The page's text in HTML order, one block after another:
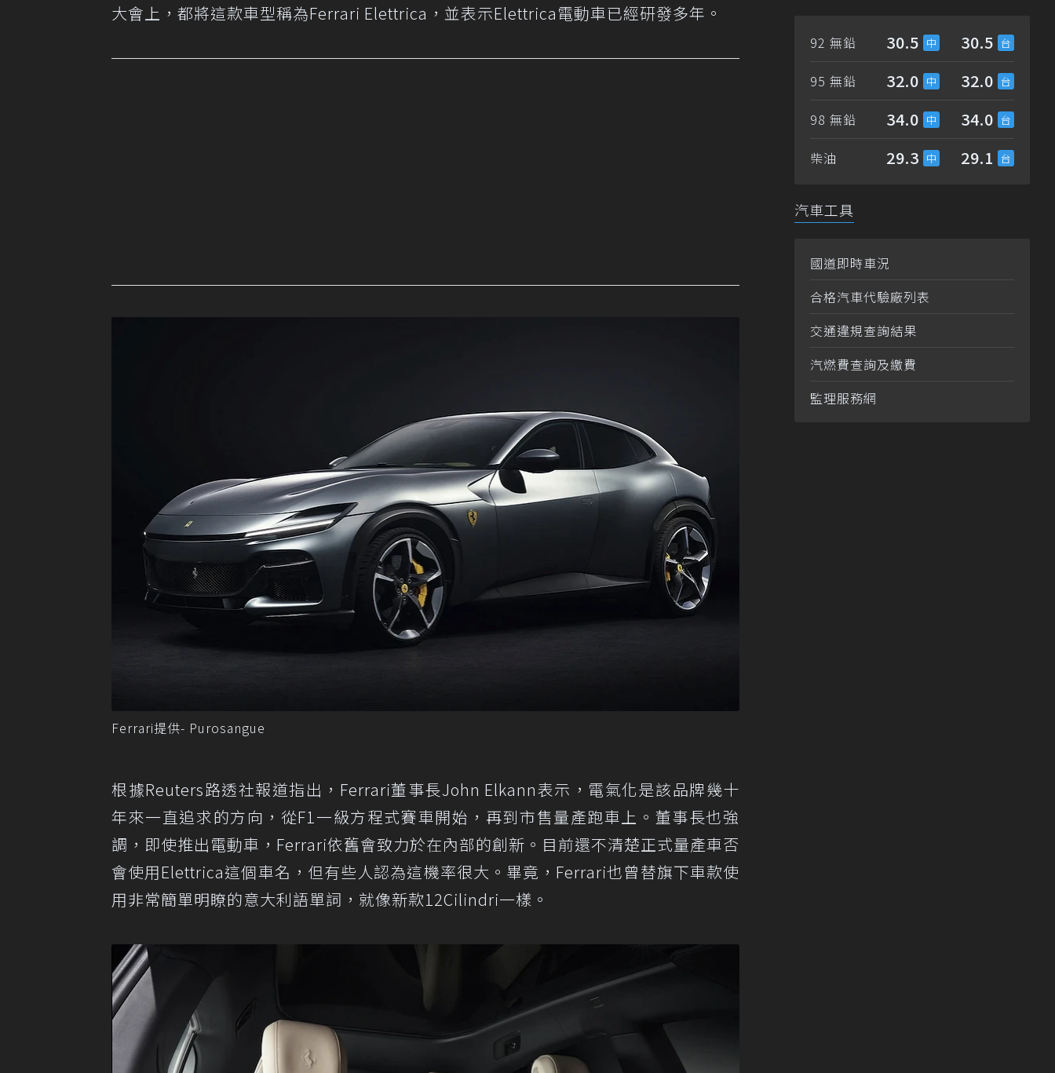
大會上，都將這款車型稱為Ferrari Elettrica，並表示Elettrica電動車已經研發多年。
Ferrari提供- Purosangue
根據Reuters路透社報道指出，Ferrari董事長John Elkann表示，電氣化是該品牌幾十
年來一直追求的方向，從F1一級方程式賽車開始，再到市售量產跑車上。董事長也強
調，即使推出電動車，Ferrari依舊會致力於在內部的創新。目前還不清楚正式量產車否
會使用Elettrica這個車名，但有些人認為這機率很大。畢竟，Ferrari也曾替旗下車款使
用非常簡單明瞭的意大利語單詞，就像新款12Cilindri一樣。
92 無鉛 30.5 30.5
95 無鉛 32.0 32.0
98 無鉛 34.0 34.0
柴油 29.3 29.1
汽車工具
國道即時車況
合格汽車代驗廠列表
交通違規查詢結果
汽燃費查詢及繳費
監理服務網